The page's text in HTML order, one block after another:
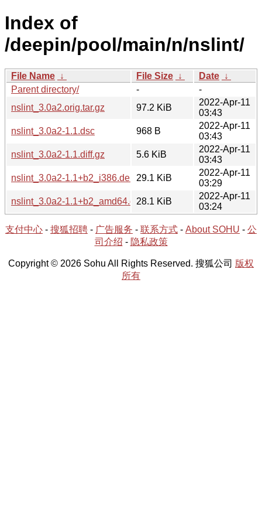
Index of
/deepin/pool/main/n/nslint/
File Name ↓ File Size ↓ Date ↓
Parent directory/
-
-
nslint_3.0a2.orig.tar.gz
97.2 KiB
2022-Apr-11
03:43
nslint_3.0a2-1.1.dsc
968 B
2022-Apr-11
03:43
nslint_3.0a2-1.1.diff.gz
5.6 KiB
2022-Apr-11
03:43
nslint_3.0a2-1.1+b2_i386.deb
29.1 KiB
2022-Apr-11
03:29
nslint_3.0a2-1.1+b2_amd64.deb28.1 KiB
2022-Apr-11
03:24
支付中心 - 搜狐招聘 - 广告服务 - 联系方式 - About SOHU - 公
司介绍 - 隐私政策
Copyright © 2026 Sohu All Rights Reserved. 搜狐公司 版权
所有